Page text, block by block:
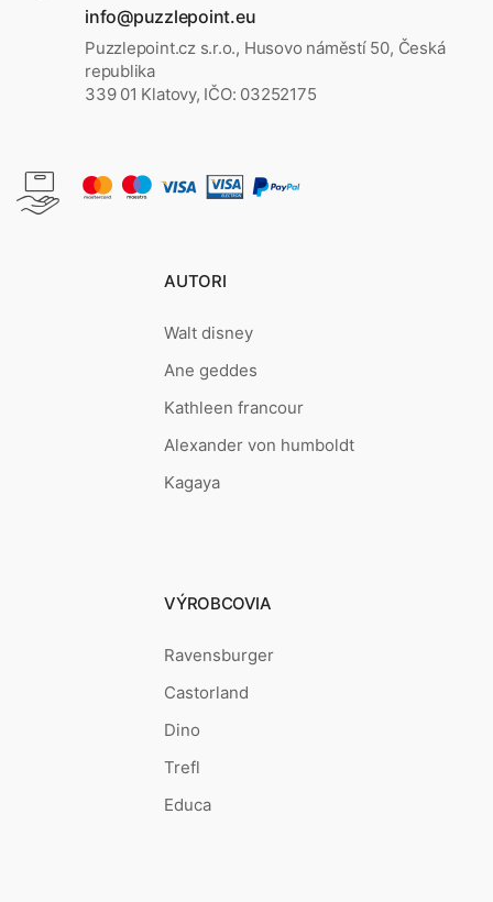
info@puzzlepoint.eu
Puzzlepoint.cz s.r.o., Husovo náměstí 50, Česká
republika
339 01 Klatovy, IČO: 03252175
AUTORI
Walt disney
Ane geddes
Kathleen francour
Alexander von humboldt
Kagaya
VÝROBCOVIA
Ravensburger
Castorland
Dino
Trefl
Educa